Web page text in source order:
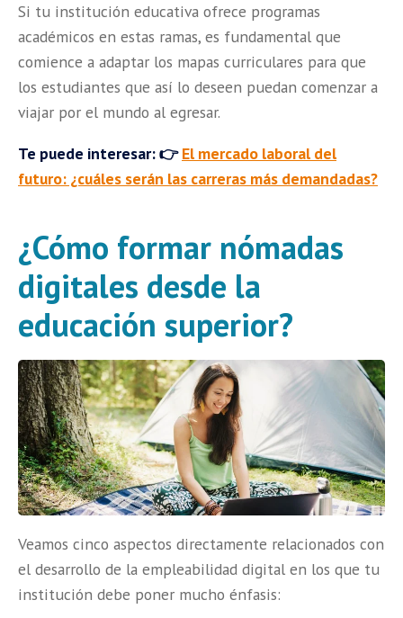
Si tu institución educativa ofrece programas
académicos en estas ramas, es fundamental que
comience a adaptar los mapas curriculares para que
los estudiantes que así lo deseen puedan comenzar a
viajar por el mundo al egresar.
Te puede interesar: 👉El mercado laboral del
futuro: ¿cuáles serán las carreras más demandadas?
¿Cómo formar nómadas
digitales desde la
educación superior?
Veamos cinco aspectos directamente relacionados con
el desarrollo de la empleabilidad digital en los que tu
institución debe poner mucho énfasis: